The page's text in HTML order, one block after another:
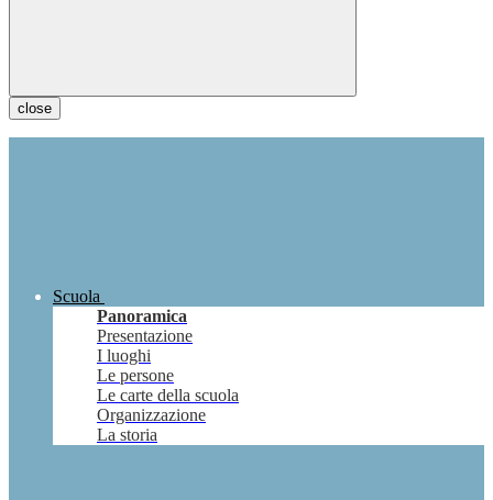
close
Scuola
Panoramica
Presentazione
I luoghi
Le persone
Le carte della scuola
Organizzazione
La storia